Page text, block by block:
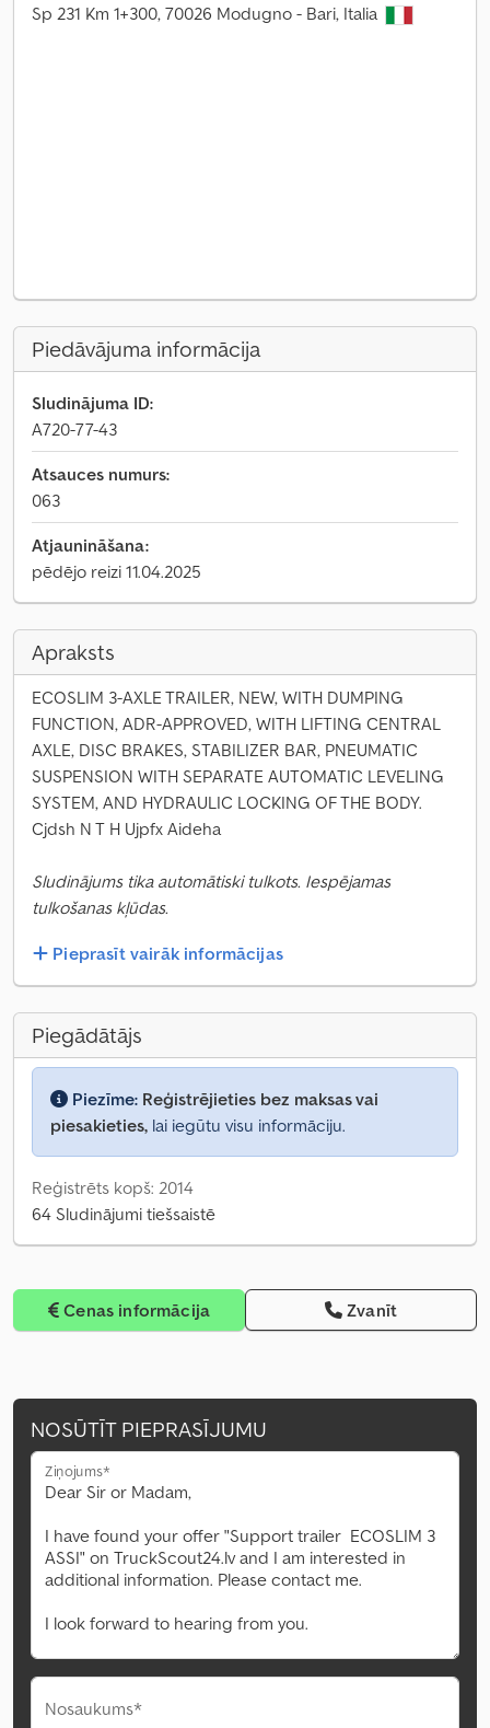
Sp 231 Km 1+300, 70026 Modugno - Bari, Italia
Piedāvājuma informācija
Sludinājuma ID:
A720-77-43
Atsauces numurs:
063
Atjaunināšana:
pēdējo reizi 11.04.2025
Apraksts
ECOSLIM 3-AXLE TRAILER, NEW, WITH DUMPING
FUNCTION, ADR-APPROVED, WITH LIFTING CENTRAL
AXLE, DISC BRAKES, STABILIZER BAR, PNEUMATIC
SUSPENSION WITH SEPARATE AUTOMATIC LEVELING
SYSTEM, AND HYDRAULIC LOCKING OF THE BODY.
Cjdsh N T H Ujpfx Aideha
Sludinājums tika automātiski tulkots. Iespējamas
tulkošanas kļūdas.
Pieprasīt vairāk informācijas
Piegādātājs
Piezīme: Reģistrējieties bez maksas vai
piesakieties, lai iegūtu visu informāciju.
Reģistrēts kopš: 2014
64 Sludinājumi tiešsaistē
Cenas informācija Zvanīt
NOSŪTĪT PIEPRASĪJUMU
Ziņojums*
Nosaukums*